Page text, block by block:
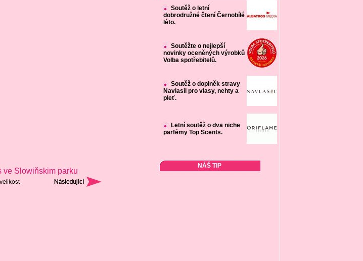
Soutěž o letní
dobrodružné čtení Černobílé
léto.
Soutěžte o nejlepší
novinky oceněných výrobků
Volba spotřebitelů.
Soutěž o doplněk stravy
Navlasil pro vlasy, nehty a
pleť.
Letní soutěž o dva niche
parfémy Top Scents.
NÁŠ TIP